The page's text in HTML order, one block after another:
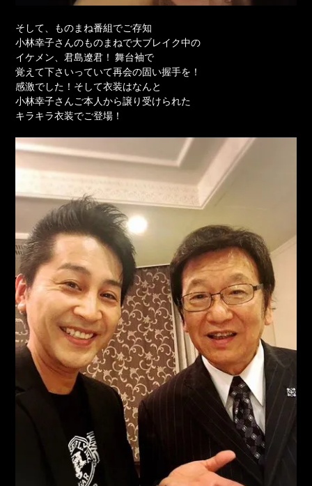
そして、ものまね番組でご存知
小林幸子さんのものまねで大ブレイク中の
イケメン、君島遼君！ 舞台袖で
覚えて下さいっていて再会の固い握手を！
感激でした！そして衣装はなんと
小林幸子さんご本人から譲り受けられた
キラキラ衣装でご登場！